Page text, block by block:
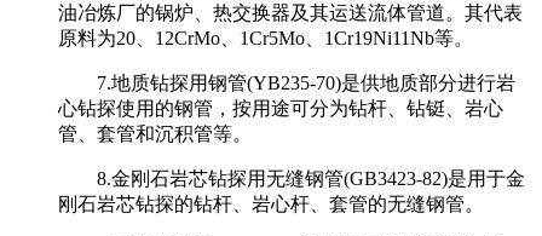
油冶炼厂的锅炉、热交换器及其运送流体管道。其代表
原料为20、12CrMo、1Cr5Mo、1Cr19Ni11Nb等。
7.地质钻探用钢管(YB235-70)是供地质部分进行岩
心钻探使用的钢管，按用途可分为钻杆、钻铤、岩心
管、套管和沉积管等。
8.金刚石岩芯钻探用无缝钢管(GB3423-82)是用于金
刚石岩芯钻探的钻杆、岩心杆、套管的无缝钢管。